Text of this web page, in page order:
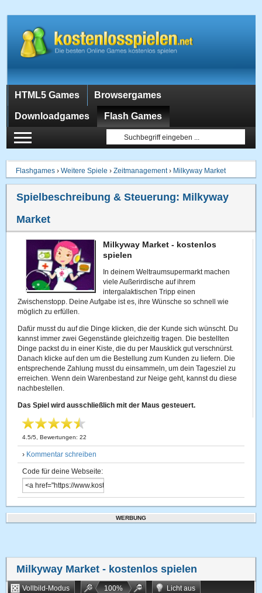
HTML5 Games Browsergames
Downloadgames Flash Games
Flashgames ›Weitere Spiele ›Zeitmanagement› Milkyway Market
Spielbeschreibung & Steuerung: Milkyway
Market
Milkyway Market - kostenlos
spielen
In deinem Weltraumsupermarkt machen
viele Außerirdische auf ihrem
intergalaktischen Tripp einen
Zwischenstopp. Deine Aufgabe ist es, ihre Wünsche so schnell wie
möglich zu erfüllen.
Dafür musst du auf die Dinge klicken, die der Kunde sich wünscht. Du
kannst immer zwei Gegenstände gleichzeitig tragen. Die bestellten
Dinge packst du in einer Kiste, die du per Mausklick gut verschnürst.
Danach klicke auf den um die Bestellung zum Kunden zu liefern. Die
entsprechende Zahlung musst du einsammeln, um dein Tagesziel zu
erreichen. Wenn dein Warenbestand zur Neige geht, kannst du diese
nachbestellen.
Das Spiel wird ausschließlich mit der Maus gesteuert.
4.5/5 , Bewertungen:22
› Kommentar schreiben
Code für deine Webseite:
WERBUNG
Milkyway Market - kostenlos spielen
Vollbild-Modus 100%
Licht aus